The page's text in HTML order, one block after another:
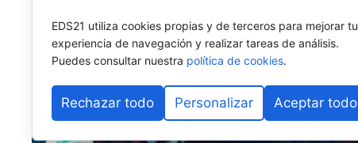
EDS21 utiliza cookies propias y de terceros para mejorar tu
experiencia de navegación y realizar tareas de análisis.
Puedes consultar nuestra política de cookies.
Rechazar todo Personalizar Aceptar todo